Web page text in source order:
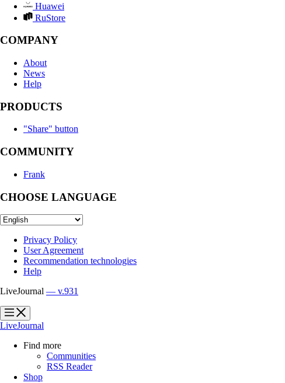
Huawei
RuStore
COMPANY
About
News
Help
PRODUCTS
"Share" button
COMMUNITY
Frank
CHOOSE LANGUAGE
Privacy Policy
User Agreement
Recommendation technologies
Help
LiveJournal — v.931
?
?
LiveJournal
Find more
Communities
RSS Reader
Shop